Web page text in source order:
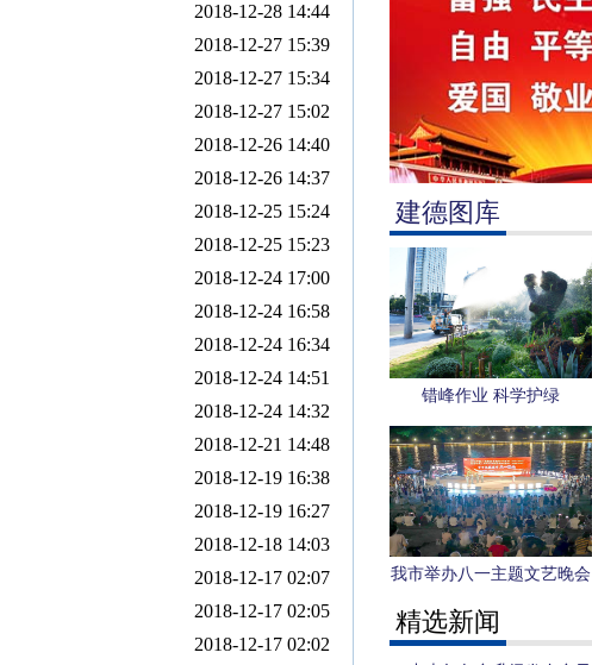
建德图库
错峰作业 科学护绿
我市举办八一主题文艺晚会
精选新闻
2018-12-28 14:44
2018-12-27 15:39
2018-12-27 15:34
2018-12-27 15:02
2018-12-26 14:40
2018-12-26 14:37
2018-12-25 15:24
2018-12-25 15:23
2018-12-24 17:00
2018-12-24 16:58
2018-12-24 16:34
2018-12-24 14:51
2018-12-24 14:32
2018-12-21 14:48
2018-12-19 16:38
2018-12-19 16:27
2018-12-18 14:03
2018-12-17 02:07
2018-12-17 02:05
2018-12-17 02:02